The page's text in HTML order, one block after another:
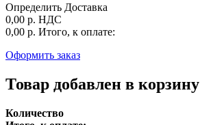
Определить Доставка
0,00 р. НДС
0,00 р. Итого, к оплате:
Оформить заказ
Товар добавлен в корзину
Количество